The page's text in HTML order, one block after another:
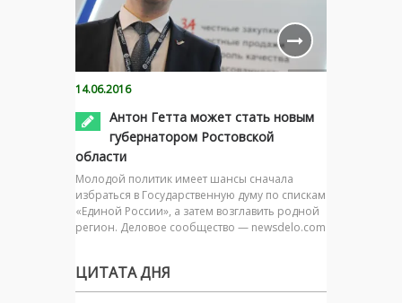
14.06.2016
Антон Гетта может стать новым
губернатором Ростовской
области
Молодой политик имеет шансы сначала
избраться в Государственную думу по спискам
«Единой России», а затем возглавить родной
регион. Деловое сообщество — newsdelo.com
ЦИТАТА ДНЯ